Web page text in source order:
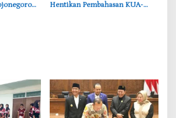
Hentikan Pembahasan KUA-